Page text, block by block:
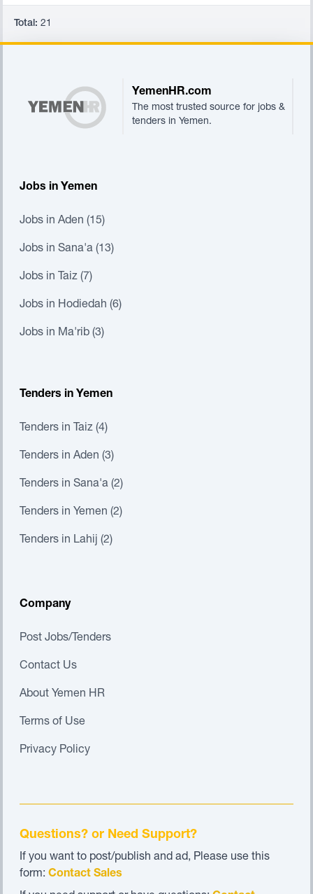
Total: 21
YemenHR.com
The most trusted source for jobs &
tenders in Yemen.
Jobs in Yemen
Jobs in Aden (15)
Jobs in Sana'a (13)
Jobs in Taiz (7)
Jobs in Hodiedah (6)
Jobs in Ma'rib (3)
Tenders in Yemen
Tenders in Taiz (4)
Tenders in Aden (3)
Tenders in Sana'a (2)
Tenders in Yemen (2)
Tenders in Lahij (2)
Company
Post Jobs/Tenders
Contact Us
About Yemen HR
Terms of Use
Privacy Policy
Questions? or Need Support?
If you want to post/publish and ad, Please use this
form: Contact Sales